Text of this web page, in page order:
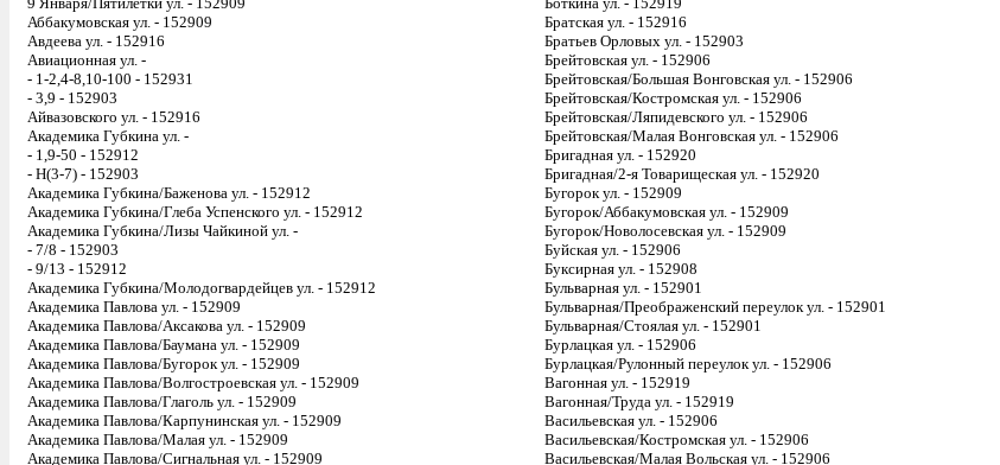
Аббакумовская ул. - 152909
Авдеева ул. - 152916
Авиационная ул. -
- 1-2,4-8,10-100 - 152931
- 3,9 - 152903
Айвазовского ул. - 152916
Академика Губкина ул. -
- 1,9-50 - 152912
- Н(3-7) - 152903
Академика Губкина/Баженова ул. - 152912
Академика Губкина/Глеба Успенского ул. - 152912
Академика Губкина/Лизы Чайкиной ул. -
- 7/8 - 152903
- 9/13 - 152912
Академика Губкина/Молодогвардейцев ул. - 152912
Академика Павлова ул. - 152909
Академика Павлова/Аксакова ул. - 152909
Академика Павлова/Баумана ул. - 152909
Академика Павлова/Бугорок ул. - 152909
Академика Павлова/Волгостроевская ул. - 152909
Академика Павлова/Глаголь ул. - 152909
Академика Павлова/Карпунинская ул. - 152909
Академика Павлова/Малая ул. - 152909
Академика Павлова/Сигнальная ул. - 152909
Братская ул. - 152916
Братьев Орловых ул. - 152903
Брейтовская ул. - 152906
Брейтовская/Большая Вонговская ул. - 152906
Брейтовская/Костромская ул. - 152906
Брейтовская/Ляпидевского ул. - 152906
Брейтовская/Малая Вонговская ул. - 152906
Бригадная ул. - 152920
Бригадная/2-я Товарищеская ул. - 152920
Бугорок ул. - 152909
Бугорок/Аббакумовская ул. - 152909
Бугорок/Новолосевская ул. - 152909
Буйская ул. - 152906
Буксирная ул. - 152908
Бульварная ул. - 152901
Бульварная/Преображенский переулок ул. - 152901
Бульварная/Стоялая ул. - 152901
Бурлацкая ул. - 152906
Бурлацкая/Рулонный переулок ул. - 152906
Вагонная ул. - 152919
Вагонная/Труда ул. - 152919
Васильевская ул. - 152906
Васильевская/Костромская ул. - 152906
Васильевская/Малая Вольская ул. - 152906